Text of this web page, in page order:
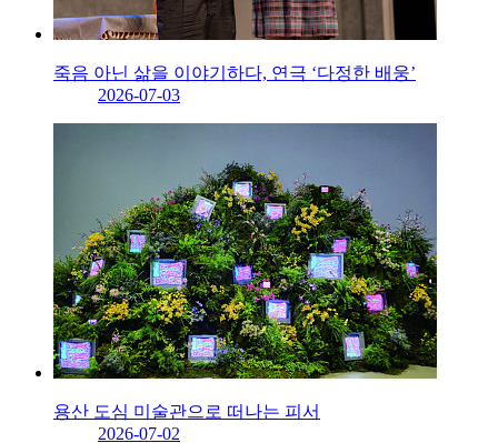
죽음 아닌 삶을 이야기하다, 연극 ‘다정한 배웅’
2026-07-03
용산 도심 미술관으로 떠나는 피서
2026-07-02